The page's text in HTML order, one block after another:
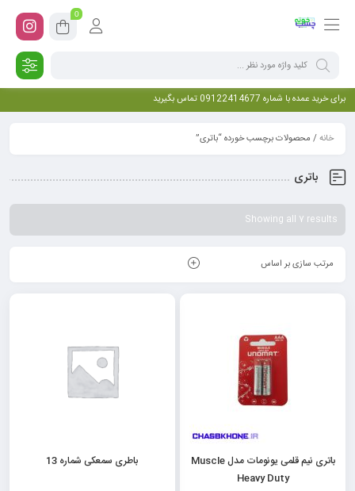
0
برای خرید عمده با شماره 09122414677 تماس بگیرید
خانه/ محصولات برچسب خورده “باتری”
باتری
Showing all 7 results
مرتب سازی بر اساس
باتری نیم قلمی یونومات مدل Muscle
Heavy Duty
باطری سمعکی شماره 13